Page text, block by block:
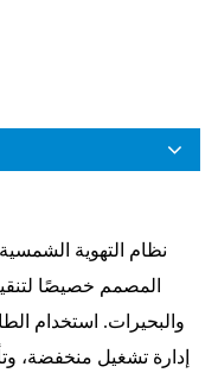
نظام التهوية
المصمم خصيصًا
والبحيرات. استخدام
إدارة تشغيل منخفضة،